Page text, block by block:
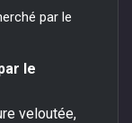
par le
le
veloutée,